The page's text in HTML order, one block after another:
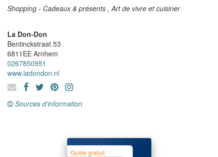
Shopping - Cadeaux & présents , Art de vivre et cuisiner
La Don-Don
Bentinckstraat 53
6811EE Arnhem
0267850951
www.ladondon.nl
Sources d'information
Guide gratuit